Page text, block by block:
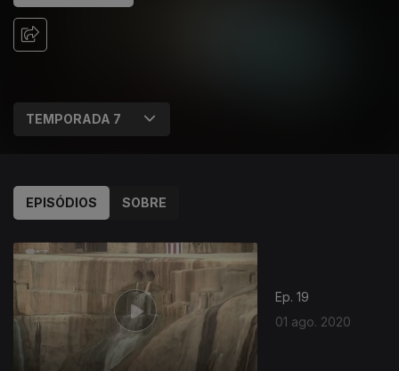
EPISÓDIOS SOBRE
Ep. 19
01 ago. 2020